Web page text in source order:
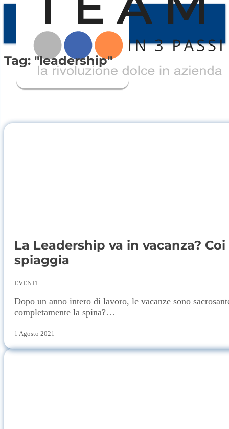
Tag: "leadership"
La Leadership va in vacanza?
spiaggia
EVENTI
Dopo un anno intero di lavoro, le vacanze sono
completamente la spina?…
1 Agosto 2021